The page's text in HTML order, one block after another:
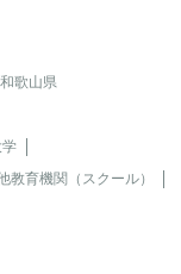
和歌山県
教育機関（スクール）